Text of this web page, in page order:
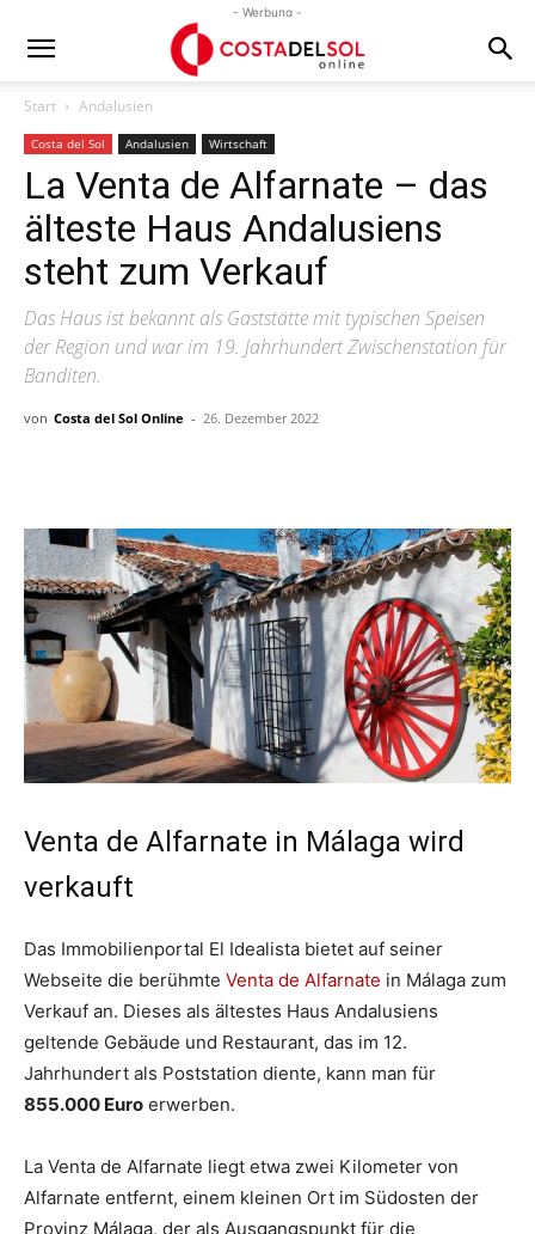
- Werbung -
Start Andalusien
Costa del Sol Andalusien Wirtschaft
La Venta de Alfarnate – das
älteste Haus Andalusiens
steht zum Verkauf
Das Haus ist bekannt als Gaststätte mit typischen Speisen
der Region und war im 19. Jahrhundert Zwischenstation für
Banditen.
von Costa del Sol Online - 26. Dezember 2022
Venta de Alfarnate in Málaga wird
verkauft
Das Immobilienportal El Idealista bietet auf seiner
Webseite die berühmte Venta de Alfarnate in Málaga zum
Verkauf an. Dieses als ältestes Haus Andalusiens
geltende Gebäude und Restaurant, das im 12.
Jahrhundert als Poststation diente, kann man für
855.000 Euro erwerben.
La Venta de Alfarnate liegt etwa zwei Kilometer von
Alfarnate entfernt, einem kleinen Ort im Südosten der
Provinz Málaga, der als Ausgangspunkt für die